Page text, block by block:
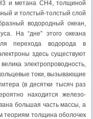
и метана СН4, толщиной
и толстый-толстый слой
водородный океан,
На “дне” этого океана
перехода водорода в
здесь существуют
электропроводность,
токи, вызывающие
(в десятки тысяч раз
находится железо-
большая часть массы, а
теориям толщина оболочек